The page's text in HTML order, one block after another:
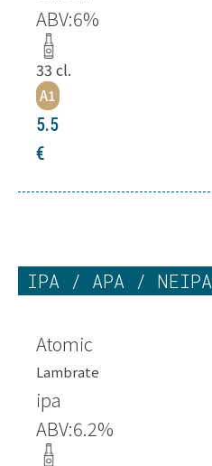
ABV:6%
33 cl.
A1
5.5
€
IPA / APA / NEIPA
Atomic
Lambrate
ipa
ABV:6.2%